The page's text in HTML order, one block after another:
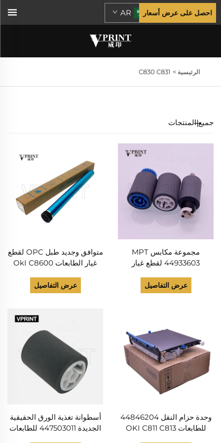
AR احصل على عرض أسعار
الرئيسية > C830 C831
جميع المنتجات
مجموعة مكابس MPT
44933603 لقطع غيار
C841 ES8431 ES8441
وتتضمن 42699401
عرض التفاصيل
متوافق وجديد طبل OPC لقطع
غيار الطابعات OkI C8600
C810 C811 C830 C831 C841
C860
عرض التفاصيل
وحدة حزام النقل 44846204
للطابعات OKI C811 C813
أسطوانة تغذية الورق الحقيقية
الجديدة 447503011 للطابعات